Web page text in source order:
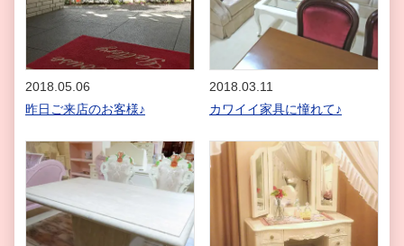
2018.05.06
昨日ご来店のお客様♪
2018.03.11
カワイイ家具に憧れて♪